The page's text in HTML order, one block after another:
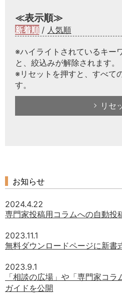
≪表示順≫
新着順 / 人気順
※ハイライトされているキー
と、絞込みが解除されます。
※リセットを押すと、すべて
す。
リセ
お知らせ
2024.4.22
専門家投稿用コラムへの自動投
2023.11.1
無料ダウンロードページに新書
2023.9.1
「相談の広場」や「専門家コ
ガイドを公開